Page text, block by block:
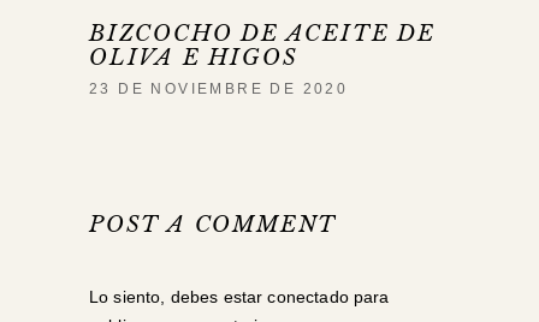
BIZCOCHO DE ACEITE DE
OLIVA E HIGOS
23 DE NOVIEMBRE DE 2020
POST A COMMENT
Lo siento, debes estarconectadopara